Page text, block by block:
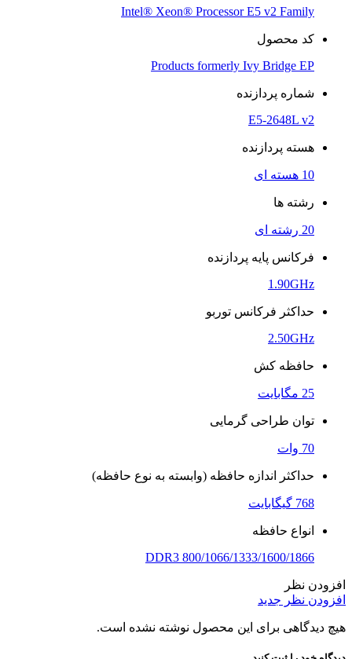
Intel® Xeon® Processor E5 v2 Family
کد محصول
Products formerly Ivy Bridge EP
شماره پردازنده
E5-2648L v2
هسته پردازنده
10 هسته ای
رشته ها
20 رشته ای
فرکانس پایه پردازنده
1.90GHz
حداکثر فرکانس توربو
2.50GHz
حافظه کش
25 مگابایت
توان طراحی گرمایی
70 وات
حداکثر اندازه حافظه (وابسته به نوع حافظه)
768 گیگابایت
انواع حافظه
DDR3 800/1066/1333/1600/1866
افزودن نظر
افزودن نظر جدید
هیچ دیدگاهی برای این محصول نوشته نشده است.